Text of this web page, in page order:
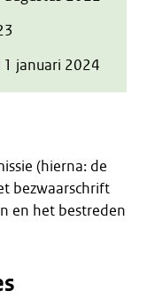
januari 2024
(hierna: de
bezwaarschrift
en het bestreden